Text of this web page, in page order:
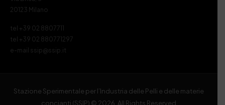
20123 Milano
tel +39 02 8807711
tel +39 02 880771297
e-mail ssip@ssip.it
Stazione Sperimentale per l’Industria delle Pelli e delle materie
concianti (SSIP) © 2026. All Rights Reserved